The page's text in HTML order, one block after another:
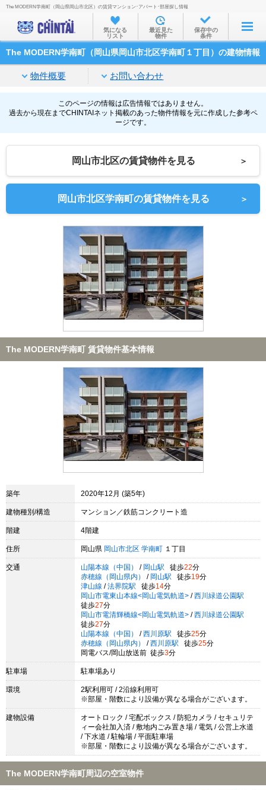
お部屋を探す
沿線・駅から
家賃相場から
通勤通学時間から
物件特集から
不動産会社から
TOP
The MODERN学南町（岡山県岡山市北区）の賃貸マンション･アパート･部屋探し情報
気になる
リスト
最近見た
物件
保存中の
条件
The MODERN学南町（岡山県岡山市北区学南町１丁目）の建物情報
物件概要 お問い合わせ
このページの情報は広告情報ではありません。
過去から現在までCHINTAIネット掲載のあった物件情報を元に作成した参考ペ
ージです。
岡山市北区の賃貸物件を見る ＞
岡山市北区学南町の賃貸物件を見る ＞
The MODERN学南町 賃貸物件基本情報
築年 2020年12月 (築5年)
建物種別/構造 マンション／鉄筋コンクリート造
階建 4階建
住所 岡山県 岡山市北区 学南町 １丁目
交通 山陽本線（中国） / 岡山駅 徒歩22分
赤穂線（岡山県内）
/ 岡山駅 徒歩19分
津山線 / 法界院駅 徒歩14分
岡山市電東山本線<岡山電気軌道> / 西川緑道公園駅
徒歩27分
岡山市電清輝橋線<岡山電気軌道> / 西川緑道公園駅
徒歩27分
山陽本線（中国）
/ 西川原駅 徒歩25分
赤穂線（岡山県内）
/ 西川原駅 徒歩25分
岡電バス/岡山放送前 徒歩3分
駐車場 駐車場あり
環境
2駅利用可 / 2沿線利用可
※部屋・階数により設備が異なる場合がございます。
建物設備
オートロック / 宅配ボックス / 防犯カメラ / セキュリテ
ィー会社加入済 / 敷地内ごみ置き場 / 電気 / 公営上水道
/ 下水道 / 駐輪場 / 平面駐車場
※部屋・階数により設備が異なる場合がございます。
The MODERN学南町周辺の空室物件